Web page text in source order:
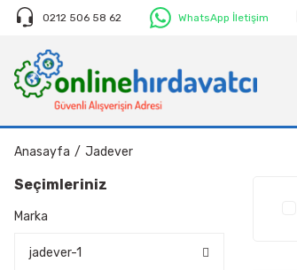
0212 506 58 62 WhatsApp İletişim
Anasayfa Jadever
Seçimleriniz
Marka
jadever-1